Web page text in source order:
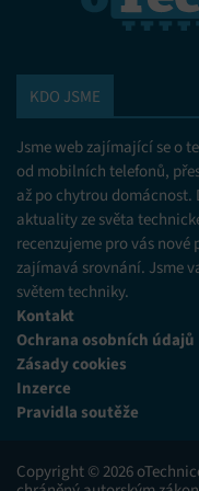
KDO JSME
Jsme web zajímající se o
od mobilních telefonů,
až po chytrou domácnost.
aktuality ze světa
recenzujeme pro vás
zajímavá srovnání. Jsme
světem techniky.
Kontakt
Ochrana osobních údajů
Zásady cookies
Inzerce
Pravidla soutěže
Copyright © 2026